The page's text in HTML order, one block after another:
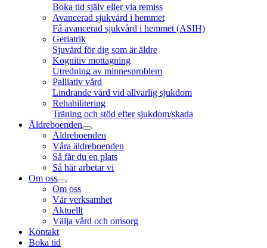
Boka tid själv eller via remiss
Avancerad sjukvård i hemmet
Få avancerad sjukvård i hemmet (ASIH)
Geriatrik
Sjuvård för dig som är äldre
Kognitiv mottagning
Utredning av minnesproblem
Palliativ vård
Lindrande vård vid allvarlig sjukdom
Rehabilitering
Träning och stöd efter sjukdom/skada
Äldreboenden
Äldreboenden
Våra äldreboenden
Så får du en plats
Så här arbetar vi
Om oss
Om oss
Vår verksamhet
Aktuellt
Välja vård och omsorg
Kontakt
Boka tid